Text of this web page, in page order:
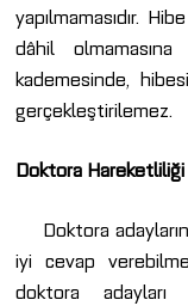
yapılmamasıdır.
dâhil
kademesinde,
gerçekleştirilemez.
Doktora Hareketliliği
Doktora
iyi cevap
doktora adayları